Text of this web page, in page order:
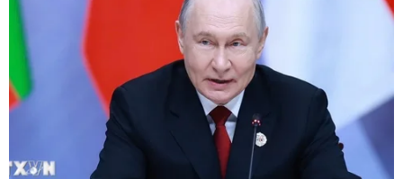
Sở hữu trí tuệ
Quy định sử dụng
RSS
Hỗ trợ
Ngôn ngữ
TTXVN
Quảng cáo
Liên hệ